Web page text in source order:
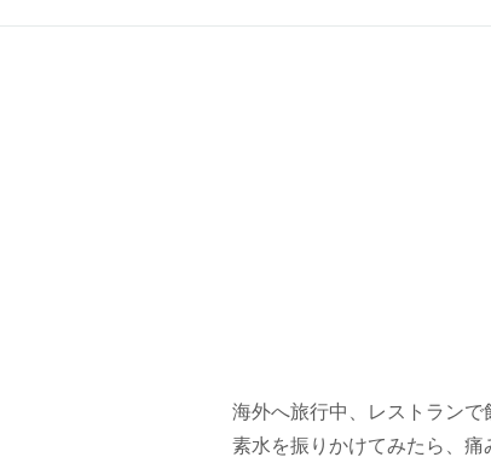
海外へ旅行中、レストラン
素水を振りかけてみたら、痛